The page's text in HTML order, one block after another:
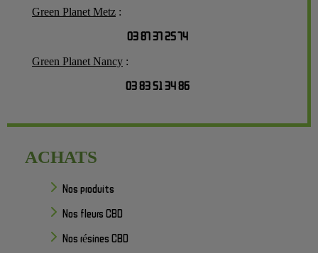
Green Planet Metz :
03 87 37 25 74
Green Planet Nancy :
03 83 51 34 86
ACHATS
Nos produits
Nos fleurs CBD
Nos résines CBD